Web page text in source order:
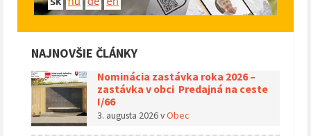
NAJNOVŠIE ČLÁNKY
Nominácia zastávka roka 2026 –
zastávka v obci Predajná na ceste
I/66
3. augusta 2026vObec